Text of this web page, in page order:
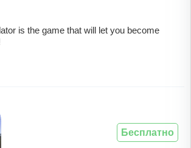
is the game that will let you become
Бесплатно